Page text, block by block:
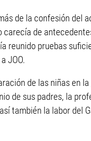
de la confesión del
carecía de
reunido pruebas
JOO.
de las niñas en la
de sus padres, la
también la labor del